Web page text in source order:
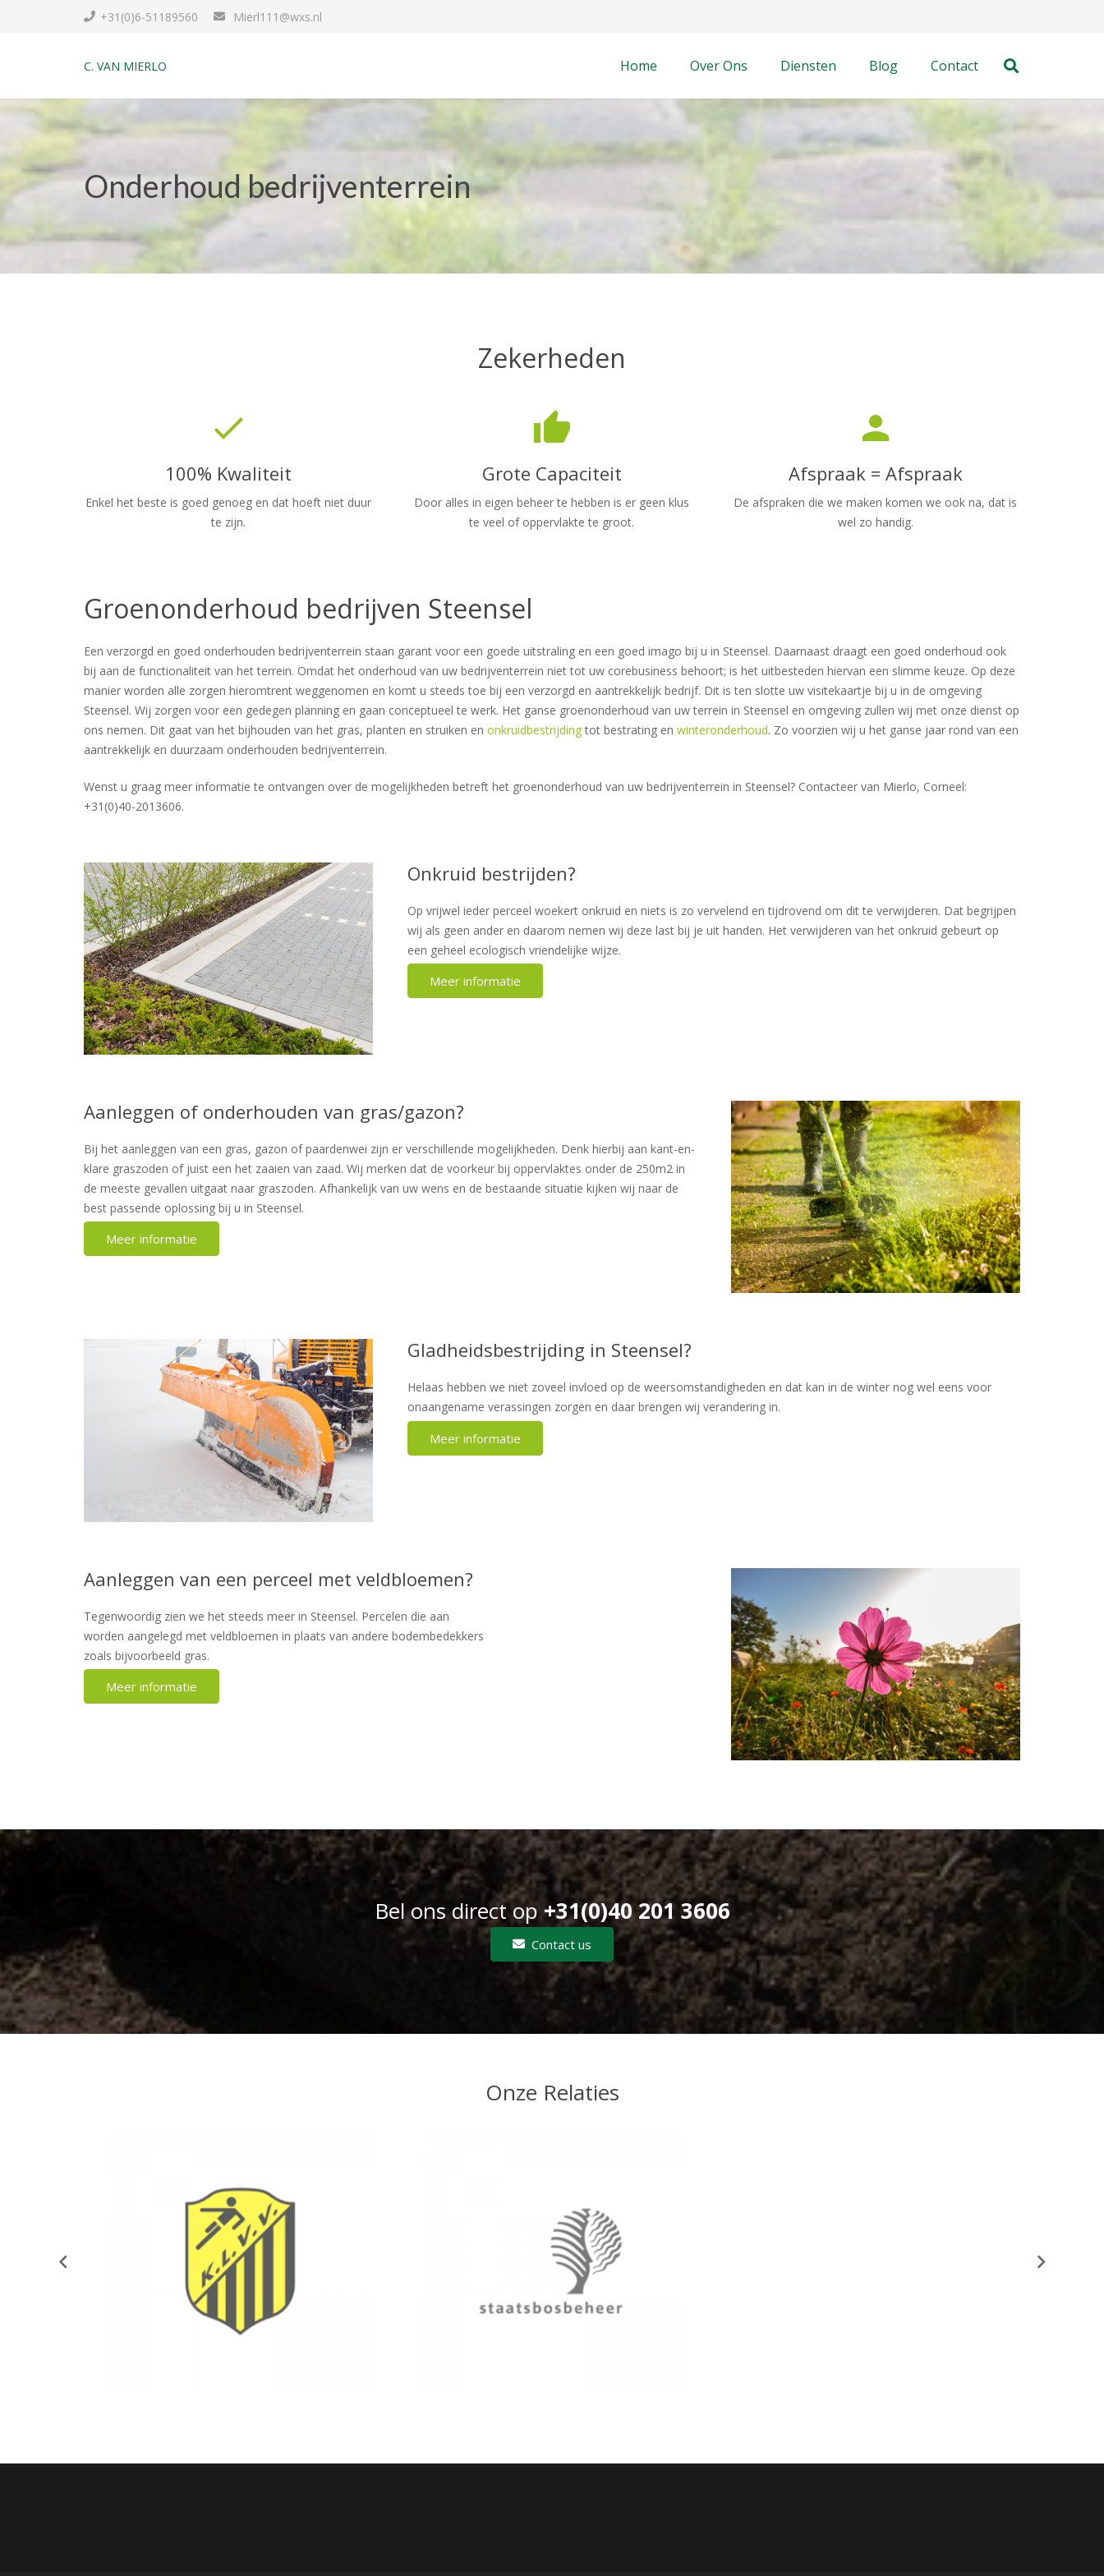
+31(0)6-51189560 Mierl111@wxs.nl
C. VAN MIERLO Home Over Ons Diensten Blog Contact
Onderhoud bedrijventerrein
Zekerheden
done
100% Kwaliteit
Enkel het beste is goed genoeg en dat hoeft niet duur
te zijn.
thumb_up
Grote Capaciteit
Door alles in eigen beheer te hebben is er geen klus
te veel of oppervlakte te groot.
person
Afspraak = Afspraak
De afspraken die we maken komen we ook na, dat is
wel zo handig.
Groenonderhoud bedrijven Steensel
Een verzorgd en goed onderhouden bedrijventerrein staan garant voor een goede uitstraling en een goed imago bij u in Steensel. Daarnaast draagt een goed onderhoud ook
bij aan de functionaliteit van het terrein. Omdat het onderhoud van uw bedrijventerrein niet tot uw corebusiness behoort; is het uitbesteden hiervan een slimme keuze. Op deze
manier worden alle zorgen hieromtrent weggenomen en komt u steeds toe bij een verzorgd en aantrekkelijk bedrijf. Dit is ten slotte uw visitekaartje bij u in de omgeving
Steensel. Wij zorgen voor een gedegen planning en gaan conceptueel te werk. Het ganse groenonderhoud van uw terrein in Steensel en omgeving zullen wij met onze dienst op
ons nemen. Dit gaat van het bijhouden van het gras, planten en struiken en onkruidbestrijdingtot bestrating en winteronderhoud. Zo voorzien wij u het ganse jaar rond van een
aantrekkelijk en duurzaam onderhouden bedrijventerrein.
Wenst u graag meer informatie te ontvangen over de mogelijkheden betreft het groenonderhoud van uw bedrijventerrein in Steensel? Contacteer van Mierlo, Corneel:
+31(0)40-2013606.
Onkruid bestrijden?
Op vrijwel ieder perceel woekert onkruid en niets is zo vervelend en tijdrovend om dit te verwijderen. Dat begrijpen
wij als geen ander en daarom nemen wij deze last bij je uit handen. Het verwijderen van het onkruid gebeurt op
een geheel ecologisch vriendelijke wijze.
Meer informatie
Aanleggen of onderhouden van gras/gazon?
Bij het aanleggen van een gras, gazon of paardenwei zijn er verschillende mogelijkheden. Denk hierbij aan kant-en-
klare graszoden of juist een het zaaien van zaad. Wij merken dat de voorkeur bij oppervlaktes onder de 250m2 in
de meeste gevallen uitgaat naar graszoden. Afhankelijk van uw wens en de bestaande situatie kijken wij naar de
best passende oplossing bij u in Steensel.
Meer informatie
Gladheidsbestrijding in Steensel?
Helaas hebben we niet zoveel invloed op de weersomstandigheden en dat kan in de winter nog wel eens voor
onaangename verassingen zorgen en daar brengen wij verandering in.
Meer informatie
Aanleggen van een perceel met veldbloemen?
Tegenwoordig zien we het steeds meer in Steensel. Percelen die aan
worden aangelegd met veldbloemen in plaats van andere bodembedekkers
zoals bijvoorbeeld gras.
Meer informatie
Bel ons direct op+31(0)40 201 3606
Contact us
Onze Relaties